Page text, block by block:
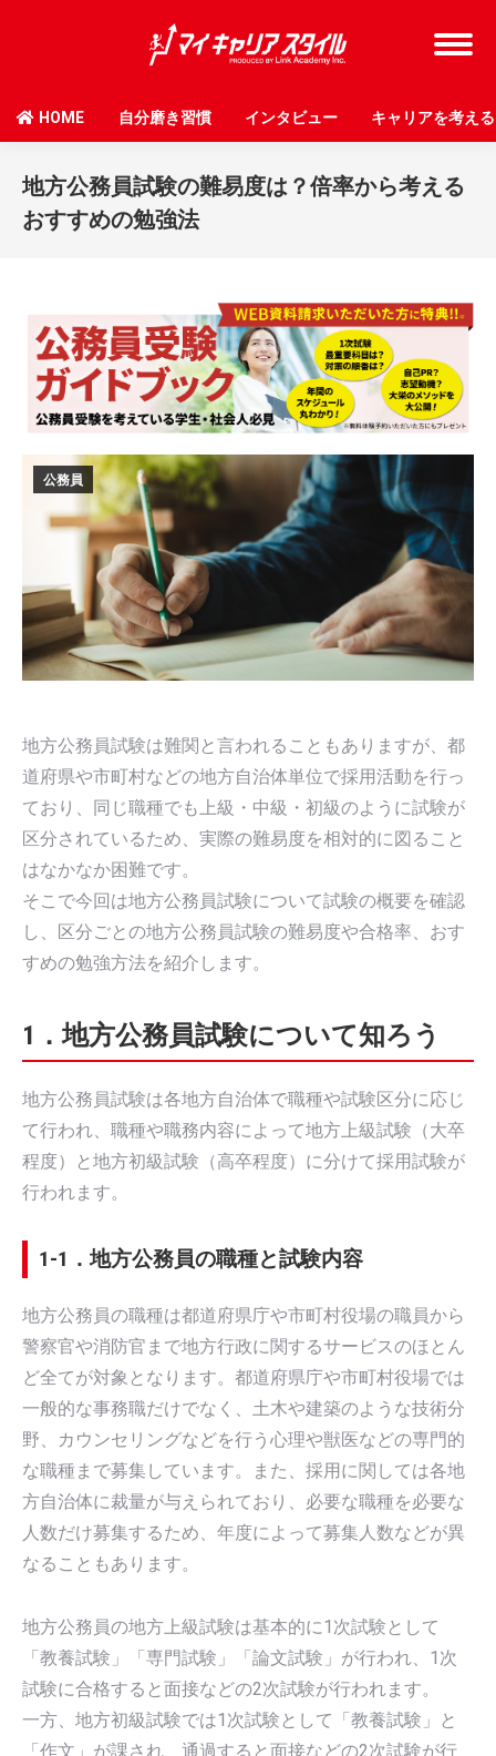
HOME 自分磨き習慣 インタビュー キャリアを考える
地方公務員試験の難易度は？倍率から考える
おすすめの勉強法
公務員
地方公務員試験は難関と言われることもありますが、都
道府県や市町村などの地方自治体単位で採用活動を行っ
ており、同じ職種でも上級・中級・初級のように試験が
区分されているため、実際の難易度を相対的に図ること
はなかなか困難です。
そこで今回は地方公務員試験について試験の概要を確認
し、区分ごとの地方公務員試験の難易度や合格率、おす
すめの勉強方法を紹介します。
1．地方公務員試験について知ろう
地方公務員試験は各地方自治体で職種や試験区分に応じ
て行われ、職種や職務内容によって地方上級試験（大卒
程度）と地方初級試験（高卒程度）に分けて採用試験が
行われます。
1-1．地方公務員の職種と試験内容
地方公務員の職種は都道府県庁や市町村役場の職員から
警察官や消防官まで地方行政に関するサービスのほとん
ど全てが対象となります。都道府県庁や市町村役場では
一般的な事務職だけでなく、土木や建築のような技術分
野、カウンセリングなどを行う心理や獣医などの専門的
な職種まで募集しています。また、採用に関しては各地
方自治体に裁量が与えられており、必要な職種を必要な
人数だけ募集するため、年度によって募集人数などが異
なることもあります。
地方公務員の地方上級試験は基本的に1次試験として
「教養試験」「専門試験」「論文試験」が行われ、1次
試験に合格すると面接などの2次試験が行われます。
一方、地方初級試験では1次試験として「教養試験」と
「作文」が課され、通過すると面接などの2次試験が行